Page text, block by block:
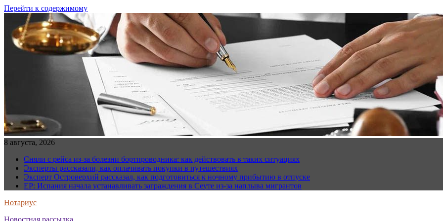
Перейти к содержимому
8 августа, 2026
Сняли с рейса из-за болезни бортпроводника: как действовать в таких ситуациях
Эксперты рассказали, как оплачивать покупки в путешествиях
Эксперт Островерхий рассказал, как подготовиться к ночному прибытию в отпуске
EP: Испания начала устанавливать заграждения в Сеуте из-за наплыва мигрантов
Нотариус
Новостная рассылка